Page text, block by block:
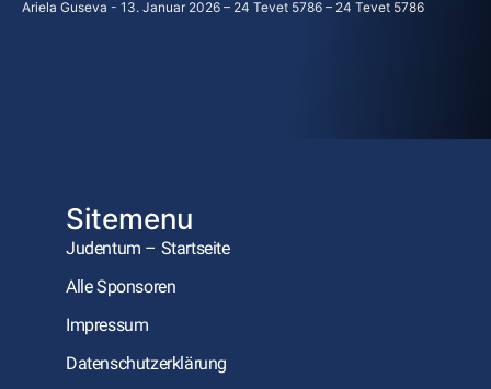
Ariela Guseva 13. Januar 2026 – 24 Tevet 5786 – 24 Tevet 5786
Sitemenu
Judentum – Startseite
Alle Sponsoren
Impressum
Datenschutzerklärung